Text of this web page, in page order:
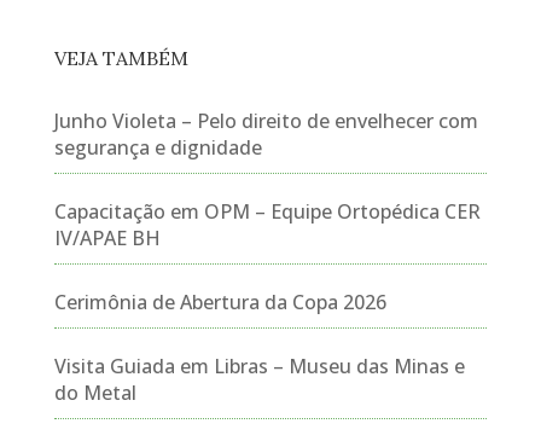
VEJA TAMBÉM
Junho Violeta – Pelo direito de envelhecer com
segurança e dignidade
Capacitação em OPM – Equipe Ortopédica CER
IV/APAE BH
Cerimônia de Abertura da Copa 2026
Visita Guiada em Libras – Museu das Minas e
do Metal